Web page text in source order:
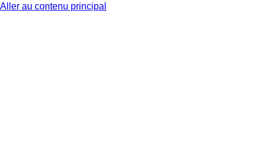
Aller au contenu principal